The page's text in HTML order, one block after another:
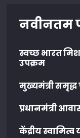
नवीनतम
स्वच्छ भारत
उपक्रम
मुख्यमंत्री
प्रधानमंत्री
केंद्रीय स्वामित्व